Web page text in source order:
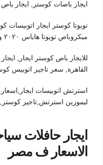
ايجار باصات كوستر, ايجار
تويوتا كوستر ايجار
ميكروباص تويوتا هاياس ٢٠٢٠ وعروض الايجار, اتوبيس كوستر
للايجار باص كوستر ايجار,
القاهرة, سعر تاجير اتوبيس
استرتش اتوبيسات
ليموزين استرتش,تاجير
ايجار حافلات
الاسعار ف مصر